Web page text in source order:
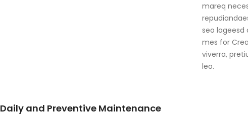
mareq
seo
mes for
viverra,
leo.
Daily and Preventive Maintenance